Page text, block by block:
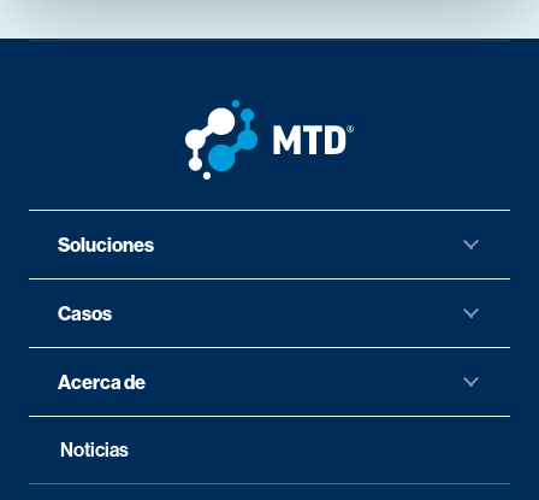
Soluciones
Casos
Acerca de
Noticias